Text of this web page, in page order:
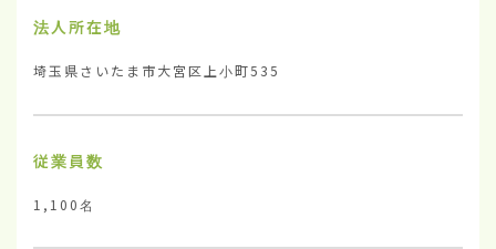
法人所在地
埼玉県さいたま市大宮区上小町535
従業員数
1,100名